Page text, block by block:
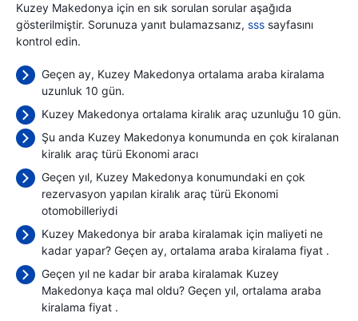
Kuzey Makedonya için en sık sorulan sorular aşağıda
gösterilmiştir. Sorunuza yanıt bulamazsanız, sss sayfasını
kontrol edin.
Geçen ay, Kuzey Makedonya ortalama araba kiralama
uzunluk 10 gün.
Kuzey Makedonya ortalama kiralık araç uzunluğu 10 gün.
Şu anda Kuzey Makedonya konumunda en çok kiralanan
kiralık araç türü Ekonomi aracı
Geçen yıl, Kuzey Makedonya konumundaki en çok
rezervasyon yapılan kiralık araç türü Ekonomi
otomobilleriydi
Kuzey Makedonya bir araba kiralamak için maliyeti ne
kadar yapar? Geçen ay, ortalama araba kiralama fiyat .
Geçen yıl ne kadar bir araba kiralamak Kuzey
Makedonya kaça mal oldu? Geçen yıl, ortalama araba
kiralama fiyat .